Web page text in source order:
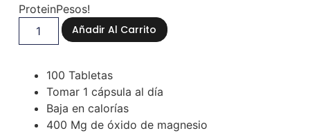
ProteinPesos!
Añadir Al Carrito
100 Tabletas
Tomar 1 cápsula al día
Baja en calorías
400 Mg de óxido de magnesio